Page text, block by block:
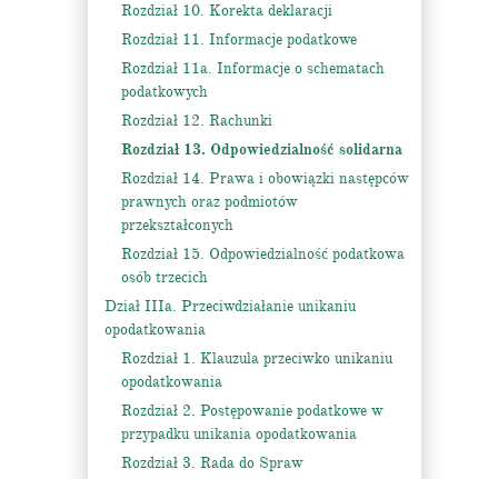
Rozdział 10. Korekta deklaracji
Rozdział 11. Informacje podatkowe
Rozdział 11a. Informacje o schematach
podatkowych
Rozdział 12. Rachunki
Rozdział 13. Odpowiedzialność solidarna
Rozdział 14. Prawa i obowiązki następców
prawnych oraz podmiotów
przekształconych
Rozdział 15. Odpowiedzialność podatkowa
osób trzecich
Dział IIIa. Przeciwdziałanie unikaniu
opodatkowania
Rozdział 1. Klauzula przeciwko unikaniu
opodatkowania
Rozdział 2. Postępowanie podatkowe w
przypadku unikania opodatkowania
Rozdział 3. Rada do Spraw